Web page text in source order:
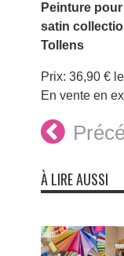
Peinture
satin
Tollens
Prix: 36,90 €
En vente en
À LIRE AUSSI